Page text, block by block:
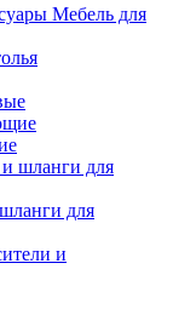
Мебель для
для
и